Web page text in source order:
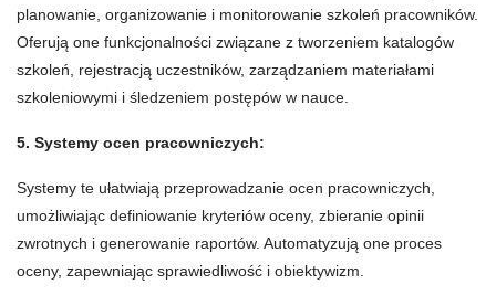
planowanie, organizowanie i monitorowanie szkoleń pracowników.
Oferują one funkcjonalności związane z tworzeniem katalogów
szkoleń, rejestracją uczestników, zarządzaniem materiałami
szkoleniowymi i śledzeniem postępów w nauce.
5. Systemy ocen pracowniczych:
Systemy te ułatwiają przeprowadzanie ocen pracowniczych,
umożliwiając definiowanie kryteriów oceny, zbieranie opinii
zwrotnych i generowanie raportów. Automatyzują one proces
oceny, zapewniając sprawiedliwość i obiektywizm.